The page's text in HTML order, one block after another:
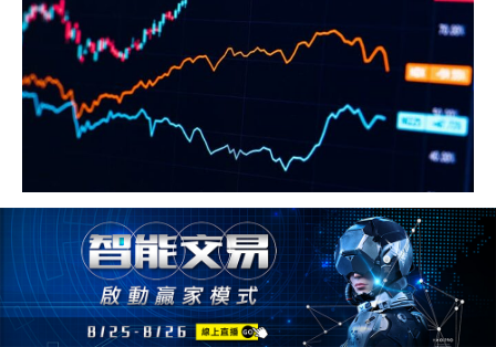
移動平均線是什麼？3種常見的移動平均
線教您如何使用！
2024/01/26 1360人 移動平均線